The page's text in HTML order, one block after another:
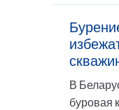
В
буровая